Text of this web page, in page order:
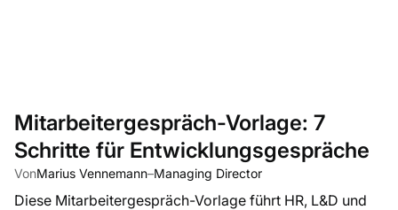
Mitarbeitergespräch-Vorlage: 7
Schritte für Entwicklungsgespräche
VonMarius Vennemann–Managing Director
Diese Mitarbeitergespräch-Vorlage führt HR, L&D und